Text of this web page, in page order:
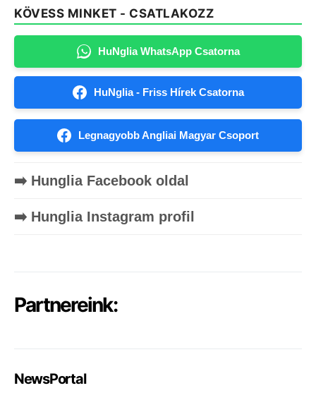
KÖVESS MINKET - CSATLAKOZZ
HuNglia WhatsApp Csatorna
HuNglia - Friss Hírek Csatorna
Legnagyobb Angliai Magyar Csoport
➡️ Hunglia Facebook oldal
➡️ Hunglia Instagram profil
Partnereink:
NewsPortal